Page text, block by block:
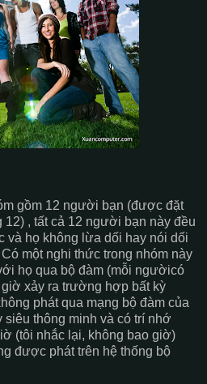
gồm 12 người bạn (được đặt
, tất cả 12 người bạn này đều
và họ không lừa dối hay nói dối
một nghi thức trong nhóm này
họ qua bộ đàm (mỗi ngườicó
xảy ra trường hợp bất kỳ
phát qua mạng bộ đàm của
thông minh và có trí nhớ
(tôi nhắc lại, không bao giờ)
được phát trên hệ thống bộ